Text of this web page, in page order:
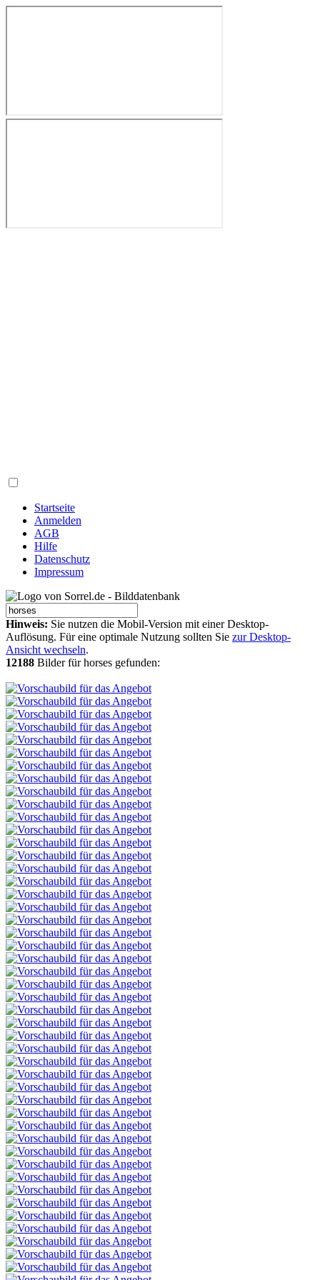
Startseite
Anmelden
AGB
Hilfe
Datenschutz
Impressum
Hinweis: Sie nutzen die Mobil-Version mit einer Desktop-
Auflösung. Für eine optimale Nutzung sollten Sie zur Desktop-
Ansicht wechseln.
12188 Bilder für horses gefunden: